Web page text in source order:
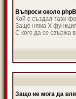
Въпроси около
Кой е създал тази
Защо няма X
С кого да се свържа
Защо не мога да